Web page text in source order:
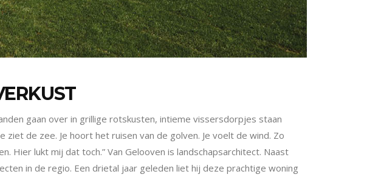
gaan over in grillige rotskusten, intieme vissersdorpjes staan
ziet de zee. Je hoort het ruisen van de golven. Je voelt de wind. Zo
Hier lukt mij dat toch.” Van Gelooven is landschapsarchitect. Naast
in de regio. Een drietal jaar geleden liet hij deze prachtige woning